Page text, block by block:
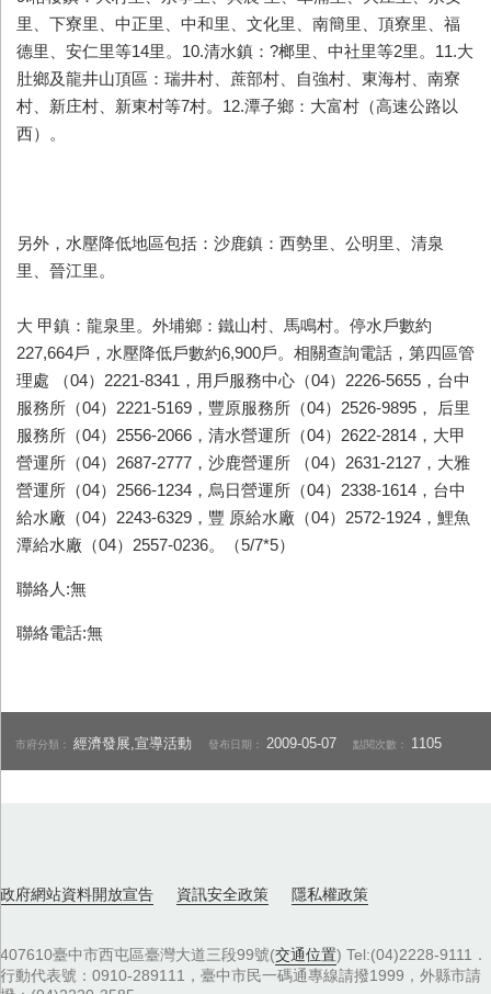
里、下寮里、中正里、中和里、文化里、南簡里、頂寮里、福
德里、安仁里等14里。10.清水鎮：?榔里、中社里等2里。11.大
肚鄉及龍井山頂區：瑞井村、蔗部村、自強村、東海村、南寮
村、新庄村、新東村等7村。12.潭子鄉：大富村（高速公路以
西）。
另外，水壓降低地區包括：沙鹿鎮：西勢里、公明里、清泉
里、晉江里。
大 甲鎮：龍泉里。外埔鄉：鐵山村、馬鳴村。停水戶數約
227,664戶，水壓降低戶數約6,900戶。相關查詢電話，第四區管
理處 （04）2221-8341，用戶服務中心（04）2226-5655，台中
服務所（04）2221-5169，豐原服務所（04）2526-9895， 后里
服務所（04）2556-2066，清水營運所（04）2622-2814，大甲
營運所（04）2687-2777，沙鹿營運所 （04）2631-2127，大雅
營運所（04）2566-1234，烏日營運所（04）2338-1614，台中
給水廠（04）2243-6329，豐 原給水廠（04）2572-1924，鯉魚
潭給水廠（04）2557-0236。（5/7*5）
聯絡人:無
聯絡電話:無
市府分類：經濟發展,宣導活動 發布日期： 2009-05-07 點閱次數： 1105
政府網站資料開放宣告 資訊安全政策 隱私權政策
407610臺中市西屯區臺灣大道三段99號(交通位置) Tel:(04)2228-9111．
行動代表號：0910-289111，臺中市民一碼通專線請撥1999，外縣市請